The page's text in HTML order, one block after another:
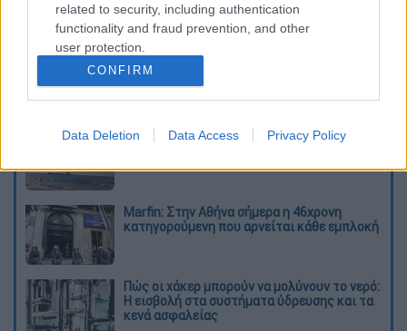
related to security, including authentication
functionality and fraud prevention, and other
user protection.
CONFIRM
Data Deletion Data Access Privacy Policy
Διαβάστε ακόμη
Κυνήγι χρόνου στα λεωφορεία: Οι οδηγοί
της ΟΣΥ καταγγέλλουν δρομολόγια που
Πώς έγινε η τραγωδία στα Μάλια: Η 40χρονη
Marfin: Στην Αθήνα σήμερα η 46χρονη
κατηγορούμενη που αρνείται κάθε εμπλοκή
Πώς οι χάκερ μπορούν να μολύνουν το νερό:
Η εισβολή στα συστήματα ύδρευσης και τα
κενά ασφαλείας